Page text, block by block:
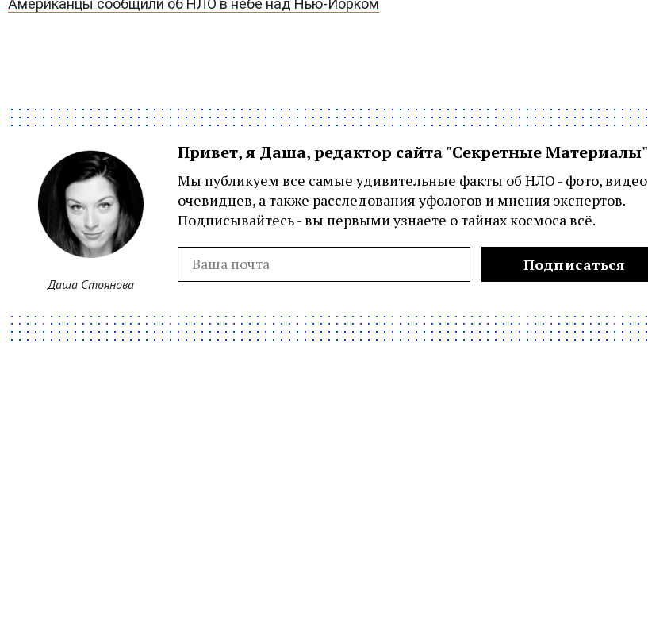
Американцы сообщили об НЛО в небе над Нью-Йорком
Даша Стоянова
Привет, я Даша, редактор сайта "Секретные Материалы"
Мы публикуем все самые удивительные факты об НЛО - фото, видео
очевидцев, а также расследования уфологов и мнения экспертов.
Подписывайтесь - вы первыми узнаете о тайнах космоса всё.
Подписаться